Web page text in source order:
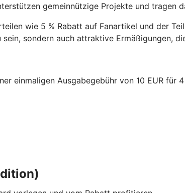
gemeinnützige Projekte und tragen
wie 5 % Rabatt auf Fanartikel und der
sondern auch attraktive Ermäßigungen,
einmaligen Ausgabegebühr von 10 EUR für